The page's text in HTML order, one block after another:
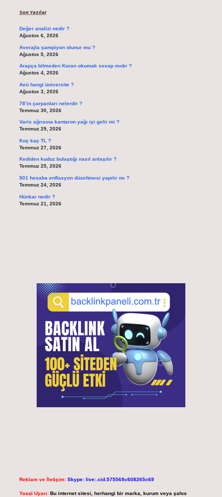
Son Yazılar
Değer analizi nedir ?
Ağustos 6, 2026
Averajla şampiyon olunur mu ?
Ağustos 5, 2026
Arapça bilmeden Kuran okumak sevap mıdır ?
Ağustos 4, 2026
Aeü hangi üniversite ?
Ağustos 3, 2026
78’in çarpanları nelerdir ?
Temmuz 30, 2026
Varis ağrısına kantaron yağı iyi gelir mi ?
Temmuz 29, 2026
Koç kaç TL ?
Temmuz 27, 2026
Kediden kuduz bulaştığı nasıl anlaşılır ?
Temmuz 25, 2026
501 hesaba enflasyon düzeltmesi yapılır mı ?
Temmuz 24, 2026
Hünkar nedir ?
Temmuz 21, 2026
Reklam ve İletişim: Skype: live:.cid.575569c608265c69
Yasal Uyarı: Bu internet sitesi, herhangi bir marka, kurum veya şahıs